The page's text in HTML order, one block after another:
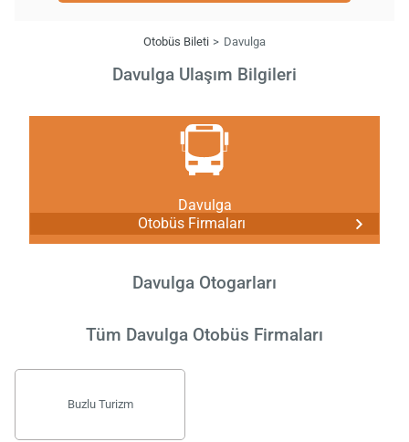
Otobüs Bileti Davulga
Davulga Ulaşım Bilgileri
Davulga
Otobüs Firmaları
Davulga Otogarları
Tüm Davulga Otobüs Firmaları
Buzlu Turizm